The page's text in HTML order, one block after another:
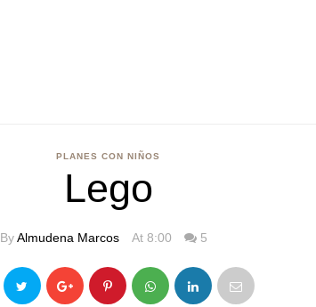
PLANES CON NIÑOS
Lego
ByAlmudena Marcos At 8:00 5